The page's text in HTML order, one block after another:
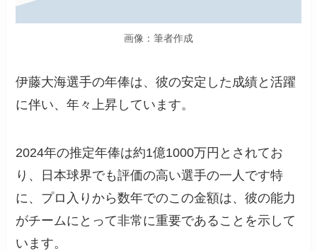
画像：筆者作成
伊藤大海選手の年俸は、彼の安定した成績と活躍
に伴い、年々上昇しています。
2024年の推定年俸は約1億1000万円とされてお
り、日本球界でも評価の高い選手の一人です特
に、プロ入りから数年でのこの金額は、彼の能力
がチームにとって非常に重要であることを示して
います。